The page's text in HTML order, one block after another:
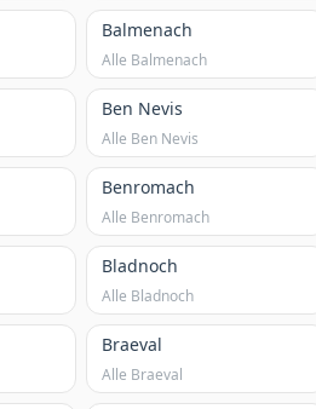
Balmenach
Alle Balmenach
Ben Nevis
Alle Ben Nevis
Benromach
Alle Benromach
Bladnoch
Alle Bladnoch
Braeval
Alle Braeval